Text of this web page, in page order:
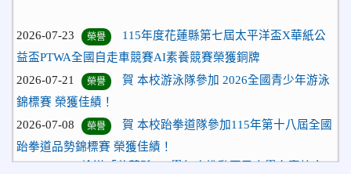
榮譽
益盃PTWA全國自走車競賽AI素養競賽榮獲銅牌
榮譽
錦標賽 榮獲佳績！
榮譽
跆拳道品勢錦標賽 榮獲佳績！
2026-06-30 檢送「花蓮縣115學年度推動國民中學充實校安